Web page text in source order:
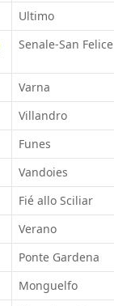
Ultimo
Senale-San Felice
Varna
Villandro
Funes
Vandoies
Fié allo Sciliar
Verano
Ponte Gardena
Monguelfo